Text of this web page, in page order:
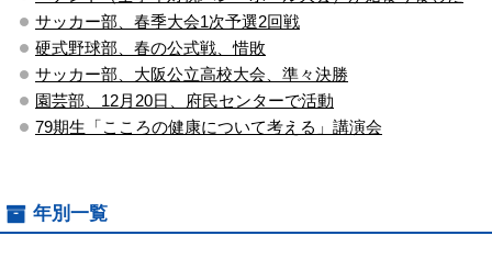
サッカー部、春季大会1次予選2回戦
硬式野球部、春の公式戦、惜敗
サッカー部、大阪公立高校大会、準々決勝
園芸部、12月20日、府民センターで活動
79期生「こころの健康について考える」講演会
年別一覧